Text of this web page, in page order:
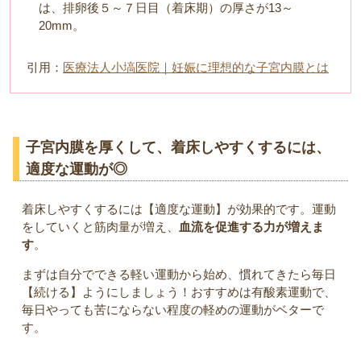
は、排卵後５～７日目（着床期）の厚さが13～
20mm。
引用： 医療法人小塙医院｜妊娠に理想的な子宮内膜とは
子宮内膜を厚くして、着床しやすくするには、
適度な運動が◎
着床しやすくするには【適度な運動】が効果的です。運動
をしていくと筋肉量が増え、
血流を促進する力が増えま
す。
まずは自分でできる軽い運動から始め、慣れてきたら毎日
【続ける】ようにしましょう！おすすめは有酸素運動で、
毎日やっても苦にならない程度の軽めの運動がベターで
す。